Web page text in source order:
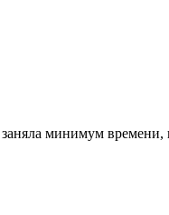
минимум